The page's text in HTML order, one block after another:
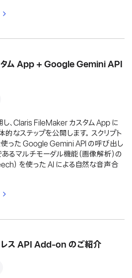
ム App + Google Gemini API
、Claris FileMaker カスタム App に
なステップを公開します。 スクリプト
使った Google Gemini API の呼び出し
るマルチモーダル機能（画像解析）の
） を使った AI による自然な音声合
レス API Add-on のご紹介